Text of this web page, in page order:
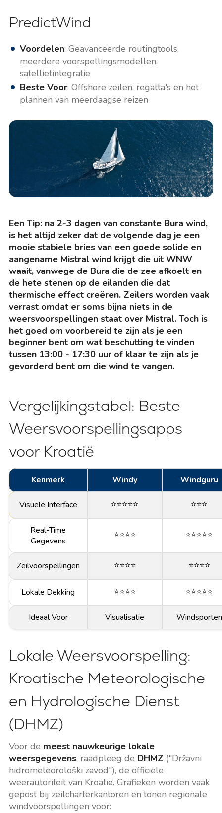
PredictWind
Voordelen: Geavanceerde routingtools,
meerdere voorspellingsmodellen,
satellietintegratie
Beste Voor: Offshore zeilen, regatta's en het
plannen van meerdaagse reizen
Een Tip: na 2-3 dagen van constante Bura wind,
is het altijd zeker dat de volgende dag je een
mooie stabiele bries van een goede solide en
aangename Mistral wind krijgt die uit WNW
waait, vanwege de Bura die de zee afkoelt en
de hete stenen op de eilanden die dat
thermische effect creëren. Zeilers worden vaak
verrast omdat er soms bijna niets in de
weersvoorspellingen staat over Mistral. Toch is
het goed om voorbereid te zijn als je een
beginner bent om wat beschutting te vinden
tussen 13:00 - 17:30 uur of klaar te zijn als je
gevorderd bent om die wind te vangen.
Vergelijkingstabel: Beste
Weersvoorspellingsapps
voor Kroatië
Kenmerk Windy Windguru
Visuele Interface ⭐⭐⭐⭐⭐ ⭐⭐⭐
Real-Time
Gegevens
⭐⭐⭐⭐ ⭐⭐⭐⭐⭐
Zeilvoorspellingen ⭐⭐⭐⭐ ⭐⭐⭐⭐
Lokale Dekking ⭐⭐⭐⭐ ⭐⭐⭐⭐⭐
Ideaal Voor Visualisatie Windsporten
Lokale Weersvoorspelling:
Kroatische Meteorologische
en Hydrologische Dienst
(DHMZ)
Voor de meest nauwkeurige lokale
weersgegevens, raadpleeg de DHMZ ("Državni
hidrometeorološki zavod"), de officiële
weerautoriteit van Kroatië. Grafieken worden vaak
gepost bij zeilcharterkantoren en tonen regionale
windvoorspellingen voor: